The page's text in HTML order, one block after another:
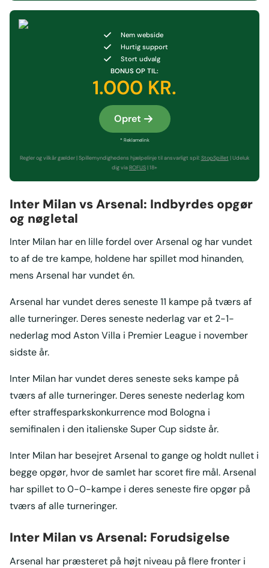
Nem webside
Hurtig support
Stort udvalg
BONUS OP TIL:
1.000 KR.
Opret
* Reklamelink
Regler og vilkår gælder | Spillemyndighedens hjælpelinje til ansvarligt spil:StopSpillet | Udeluk
dig viaROFUS| 18+
Inter Milan vs Arsenal: Indbyrdes opgør
og nøgletal
Inter Milan har en lille fordel over Arsenal og har vundet
to af de tre kampe, holdene har spillet mod hinanden,
mens Arsenal har vundet én.
Arsenal har vundet deres seneste 11 kampe på tværs af
alle turneringer. Deres seneste nederlag var et 2-1-
nederlag mod Aston Villa i Premier League i november
sidste år.
Inter Milan har vundet deres seneste seks kampe på
tværs af alle turneringer. Deres seneste nederlag kom
efter straffesparkskonkurrence mod Bologna i
semifinalen i den italienske Super Cup sidste år.
Inter Milan har besejret Arsenal to gange og holdt nullet i
begge opgør, hvor de samlet har scoret fire mål. Arsenal
har spillet to 0-0-kampe i deres seneste fire opgør på
tværs af alle turneringer.
Inter Milan vs Arsenal: Forudsigelse
Arsenal har præsteret på højt niveau på flere fronter i